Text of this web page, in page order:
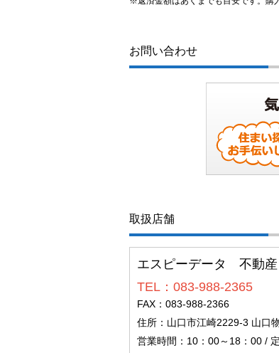
お問い合わせ
取扱店舗
エスピーデータ 不動産
TEL：083-988-2365
FAX：083-988-2366
住所：山口市江崎2229-3 山口
営業時間：10：00～18：00 /